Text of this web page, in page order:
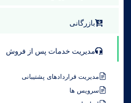
بازرگانی
مدیریت خدمات پس از فروش
مدیریت قراردادهای پشتیبانی
سرویس ها